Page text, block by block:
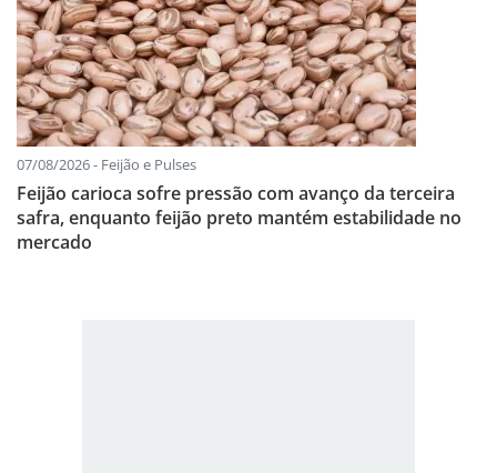
07/08/2026 - Feijão e Pulses
Feijão carioca sofre pressão com avanço da terceira
safra, enquanto feijão preto mantém estabilidade no
mercado